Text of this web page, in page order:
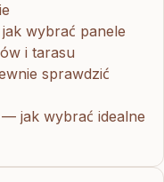
wybrać panele
i tarasu
sprawdzić
jak wybrać idealne